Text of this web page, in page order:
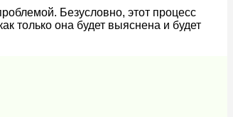
Безусловно, этот процесс
только она будет выяснена и будет